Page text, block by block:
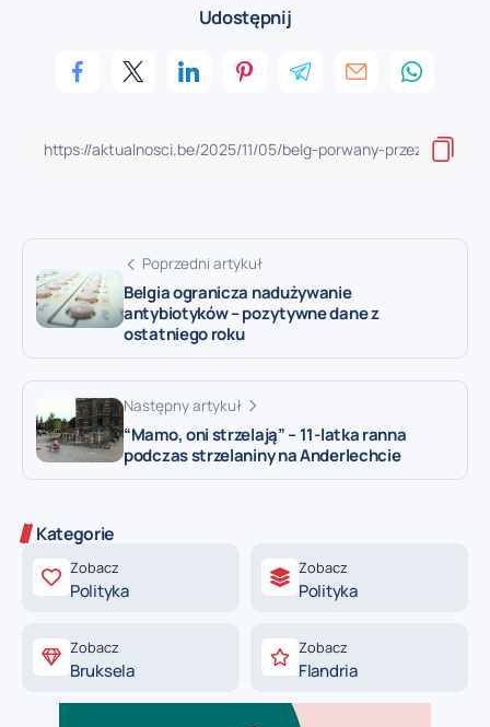
Udostępnij
Poprzedni artykuł
Belgia ogranicza nadużywanie
antybiotyków – pozytywne dane z
ostatniego roku
Następny artykuł
“Mamo, oni strzelają” – 11-latka ranna
podczas strzelaniny na Anderlechcie
Kategorie
Zobacz
Polityka
Zobacz
Polityka
Zobacz
Bruksela
Zobacz
Flandria